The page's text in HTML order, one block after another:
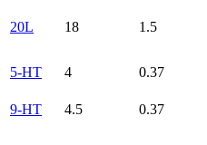
20L 18 1.5
5-HT 4 0.37
9-HT 4.5 0.37